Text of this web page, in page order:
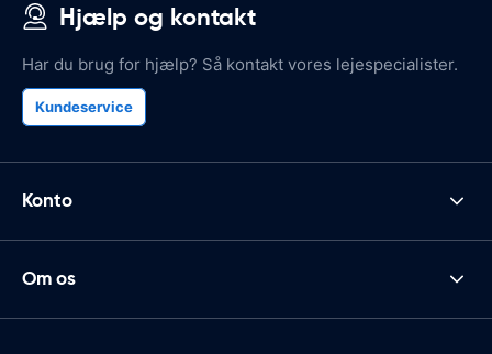
Hjælp og kontakt
Har du brug for hjælp? Så kontakt vores lejespecialister.
Kundeservice
Konto
Om os